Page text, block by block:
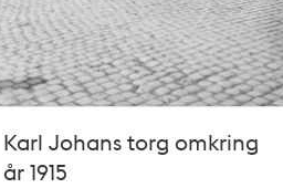
Karl Johans torg omkring
år 1915